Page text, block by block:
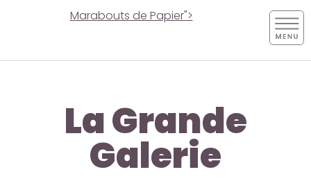
Marabouts de Papier">
La Grande
Galerie